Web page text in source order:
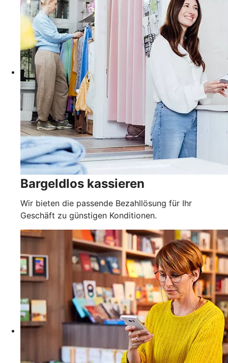
Bargeldlos kassieren
Wir bieten die passende Bezahllösung für Ihr
Geschäft zu günstigen Konditionen.